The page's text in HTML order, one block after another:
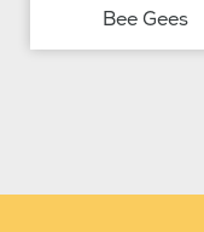
Bee Gees